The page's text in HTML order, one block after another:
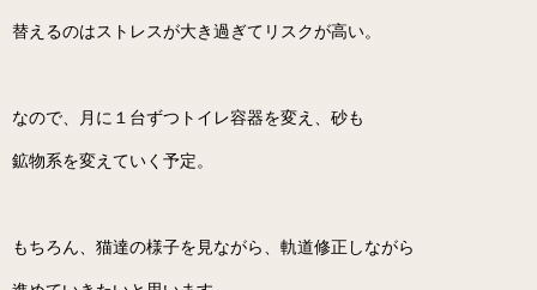
替えるのはストレスが大き過ぎてリスクが高い。
なので、月に１台ずつトイレ容器を変え、砂も
鉱物系を変えていく予定。
もちろん、猫達の様子を見ながら、軌道修正しながら